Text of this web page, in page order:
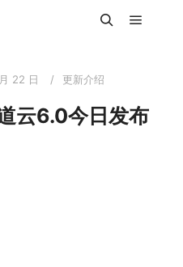
22 日 更新介绍
云6.0今日发布